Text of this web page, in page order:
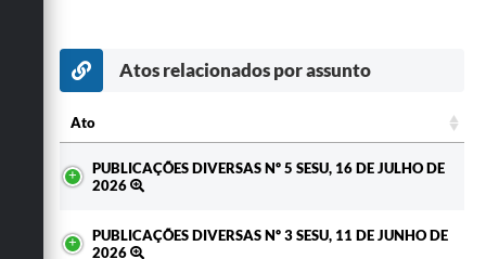
Atos relacionados por assunto
Ato
PUBLICAÇÕES DIVERSAS Nº 5 SESU, 16 DE JULHO DE
2026
PUBLICAÇÕES DIVERSAS Nº 3 SESU, 11 DE JUNHO DE
2026